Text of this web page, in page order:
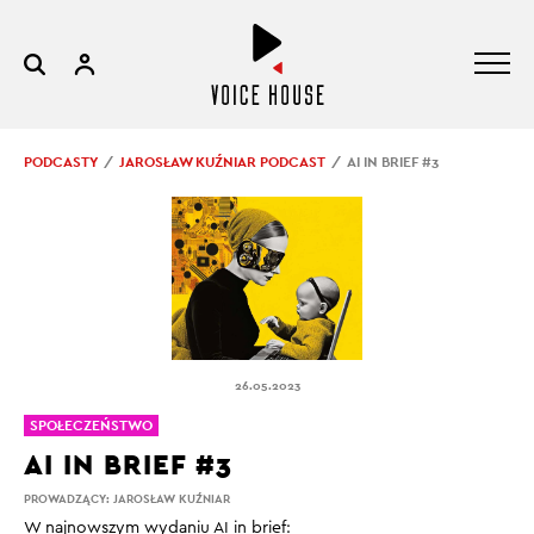
PODCASTY JAROSŁAW KUŹNIAR PODCAST AI IN BRIEF #3
26.05.2023
PROWADZĄCY: JAROSŁAW KUŹNIAR
AI IN BRIEF #3
W najnowszym wydaniu AI in brief:
SPOŁECZEŃSTWO